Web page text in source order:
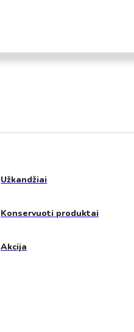
Užkandžiai
Konservuoti produktai
Akcija